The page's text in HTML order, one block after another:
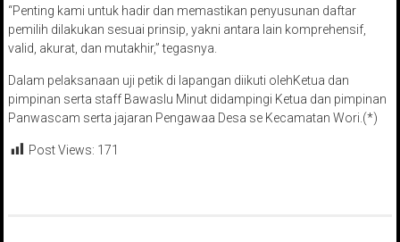
“Penting kami untuk hadir dan memastikan penyusunan daftar
pemilih dilakukan sesuai prinsip, yakni antara lain komprehensif,
valid, akurat, dan mutakhir,” tegasnya.
Dalam pelaksanaan uji petik di lapangan diikuti olehKetua dan
pimpinan serta staff Bawaslu Minut didampingi Ketua dan pimpinan
Panwascam serta jajaran Pengawaa Desa se Kecamatan Wori.(*)
Post Views: 171